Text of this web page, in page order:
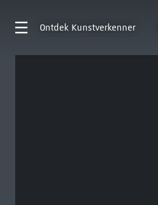
Ontdek Kunstverkenner